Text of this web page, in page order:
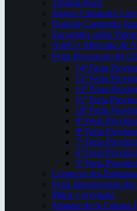
Taragüi Rock
Juegos Culturales
Festival Corrientes
Encuentro sobre
ArteCo. Mercado de
Feria Provincial del
14ª Feria
13ª Feria
12ª Feria
11ª Feria
10ª Feria
9ª Feria
8ª Feria
7ª Feria
6ª Feria
5ª Feria
Congreso del
Feria Internacional
Mitos y leyendas
Semana de la Cultura